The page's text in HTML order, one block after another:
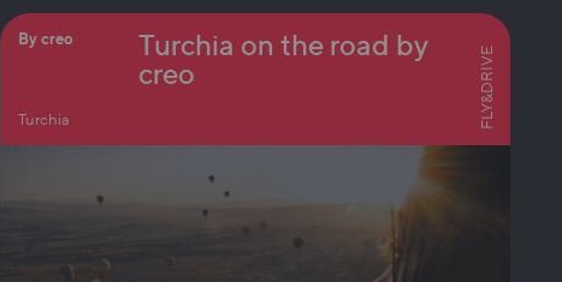
By creo
Turchia
Turchia on the road by
creo
FLY&DRIVE